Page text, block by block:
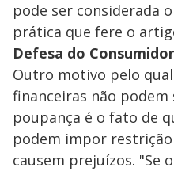
pode ser considerada
prática que fere o
Defesa do
Outro motivo pelo
financeiras não
poupança é o fato de
podem impor
causem prejuízos. "Se